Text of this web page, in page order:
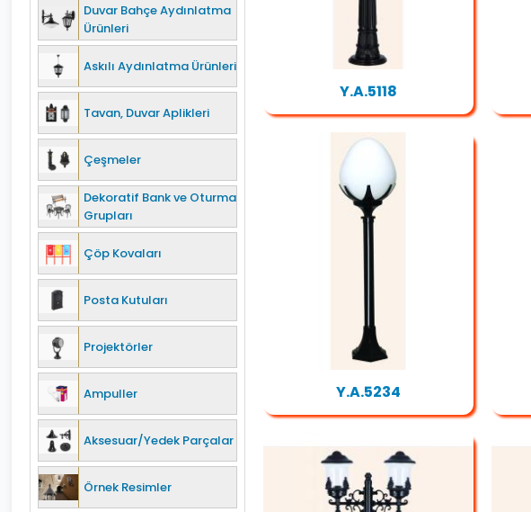
Duvar Bahçe Aydınlatma
Ürünleri
Askılı Aydınlatma Ürünleri
Tavan, Duvar Aplikleri
Çeşmeler
Dekoratif Bank ve Oturma
Grupları
Çöp Kovaları
Posta Kutuları
Projektörler
Ampuller
Aksesuar/Yedek Parçalar
Örnek Resimler
Y.A.5118
Y.A.5234